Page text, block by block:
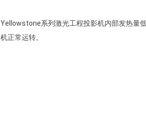
Yellowstone系列激光工程投影机内部发热量
机正常运转。